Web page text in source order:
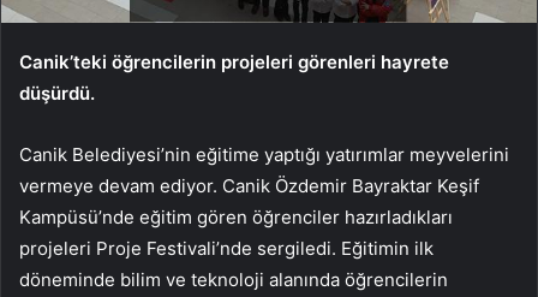
Canik’teki öğrencilerin projeleri görenleri hayrete
düşürdü.
Canik Belediyesi’nin eğitime yaptığı yatırımlar meyvelerini
vermeye devam ediyor. Canik Özdemir Bayraktar Keşif
Kampüsü’nde eğitim gören öğrenciler hazırladıkları
projeleri Proje Festivali’nde sergiledi. Eğitimin ilk
döneminde bilim ve teknoloji alanında öğrencilerin